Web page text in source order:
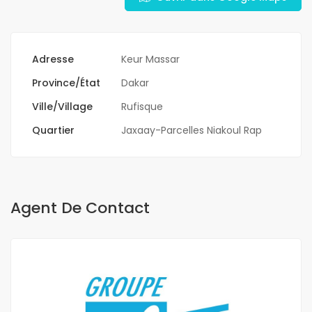
Adresse
Keur Massar
Province/État
Dakar
Ville/Village
Rufisque
Quartier
Jaxaay-Parcelles Niakoul Rap
Agent De Contact